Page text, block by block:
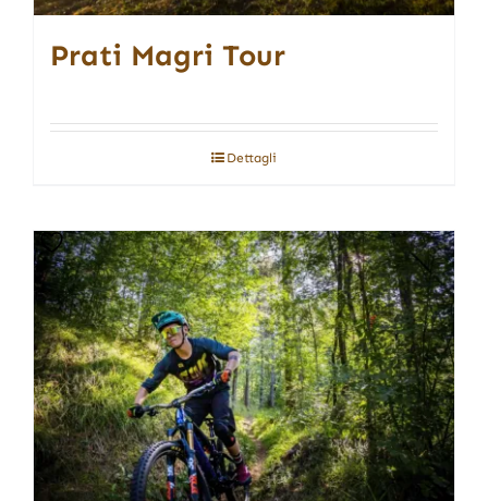
Prati Magri Tour
Dettagli